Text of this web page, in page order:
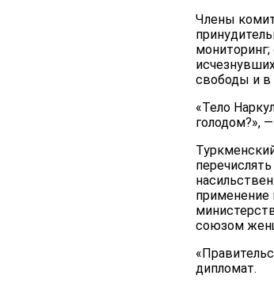
Члены
свободы и
«Тело
голодом?»,
применение
союзом
дипломат.